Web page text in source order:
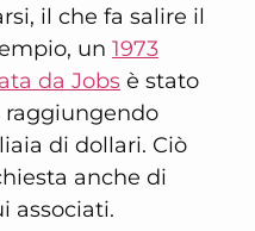
il che fa salire il
un 1973
da Jobs è stato
raggiungendo
di dollari. Ciò
anche di
associati.